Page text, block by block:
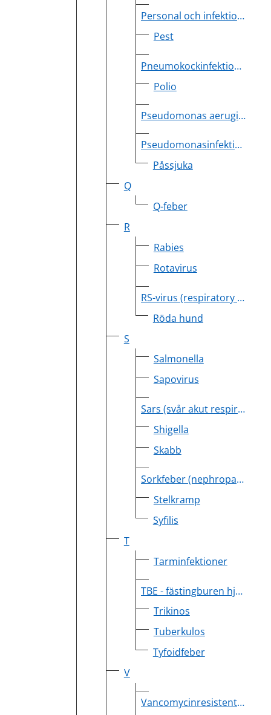
Personal och infektioner
Pest
Pneumokockinfektion, invasiv
Polio
Pseudomonas aeruginosa, multiresistent
Pseudomonasinfektion
Påssjuka
Q
Q-feber
R
Rabies
Rotavirus
RS-virus (respiratory syncytial virus)
Röda hund
S
Salmonella
Sapovirus
Sars (svår akut respiratorisk sjukdom)
Shigella
Skabb
Sorkfeber (nephropathia epidemica)
Stelkramp
Syfilis
T
Tarminfektioner
TBE - fästingburen hjärninflammation
Trikinos
Tuberkulos
Tyfoidfeber
V
Vancomycinresistenta enterokocker (VRE)